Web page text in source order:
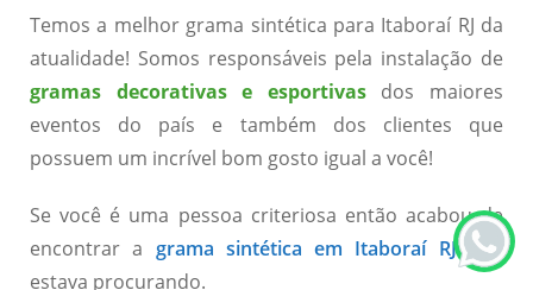
Temos a melhor grama sintética para Itaboraí RJ da
atualidade! Somos responsáveis pela instalação de
gramas decorativas e esportivasdos maiores
eventos do país e também dos clientes que
possuem um incrível bom gosto igual a você!
Se você é uma pessoa criteriosa então acabou de
encontrar a grama sintética em Itaboraí RJque
estava procurando.